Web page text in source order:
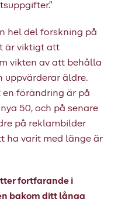
hel del forskning på
är viktigt att
vikten av att behålla
uppvärderar äldre.
en förändring är på
50, och på senare
på reklambilder
ha varit med länge är
fortfarande i
bakom ditt långa